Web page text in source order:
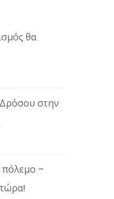
θα
στην
–